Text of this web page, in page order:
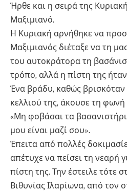
Ήρθε και η σειρά της
Μαξιμιανό.
Η Κυριακή αρνήθηκε να
Μαξιμιανός διέταξε να τη
του αυτοκράτορα τη
τρόπο, αλλά η πίστη της
Ένα βράδυ, καθώς
κελλιού της, άκουσε τη φωνή
«Μη φοβάσαι τα
μου είναι μαζί σου».
Έπειτα από πολλές
απέτυχε να πείσει τη νεαρή
πίστη της. Την έστειλε τότε
Βιθυνίας Ιλαρίωνα, από τον